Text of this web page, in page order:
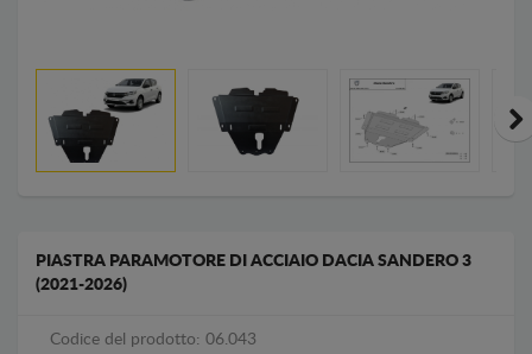
PIASTRA PARAMOTORE DI ACCIAIO DACIA SANDERO 3
(2021-2026)
Codice del prodotto: 06.043